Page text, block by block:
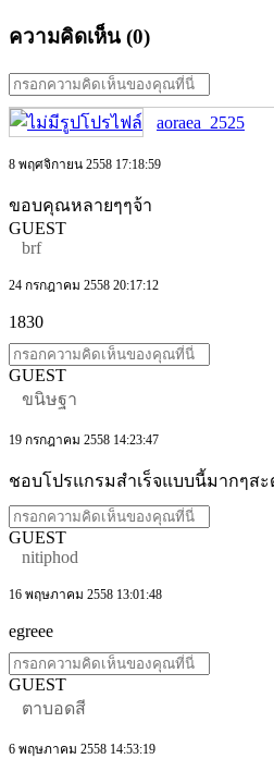
ความคิดเห็น (0)
aoraea_2525
8 พฤศจิกายน 2558 17:18:59
ขอบคุณหลายๆๆจ้า
GUEST
brf
24 กรกฎาคม 2558 20:17:12
1830
GUEST
ขนิษฐา
19 กรกฎาคม 2558 14:23:47
ชอบโปรแกรมสำเร็จแบบนี้มากๆสะ
GUEST
nitiphod
16 พฤษภาคม 2558 13:01:48
egreee
GUEST
ตาบอดสี
6 พฤษภาคม 2558 14:53:19